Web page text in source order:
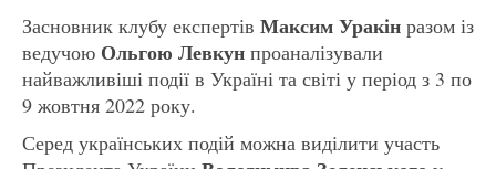
Засновник клубу експертів Максим Уракін разом із
ведучою Ольгою Левкун проаналізували
найважливіші події в Україні та світі у період з 3 по
9 жовтня 2022 року.
Серед українських подій можна виділити участь